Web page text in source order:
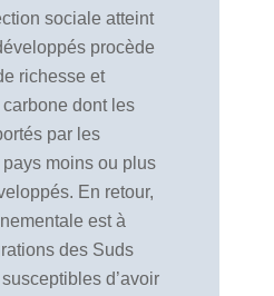
sociale atteint
procède
richesse et
dont les
par les
moins ou plus
En retour,
est à
des Suds
d’avoir